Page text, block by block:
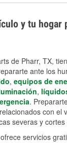
de carga de
más
y tu hogar
de Pharr, TX,
ante los
, equipos de
,
.
con el
severas y
servicios